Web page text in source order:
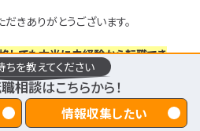
ちを教えてください
相談はこちらから！
情報収集したい
きありがとうございます。
しても本当に未経験から転職でき
せんか。
なら、転職に役立たないと意味がな